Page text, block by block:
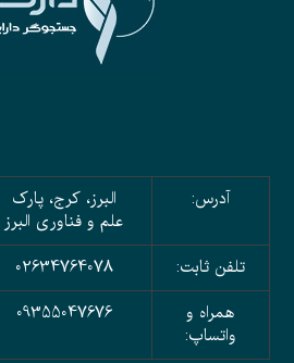
آدرس:
البرز، کرج، پارک
علم و فناوری البرز
تلفن ثابت:
02634764078
همراه و
واتساپ:
09355047676